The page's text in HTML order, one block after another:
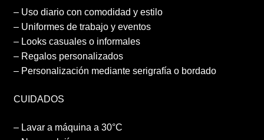
– Uso diario con comodidad y estilo
– Uniformes de trabajo y eventos
– Looks casuales o informales
– Regalos personalizados
– Personalización mediante serigrafía o bordado
CUIDADOS
– Lavar a máquina a 30°C